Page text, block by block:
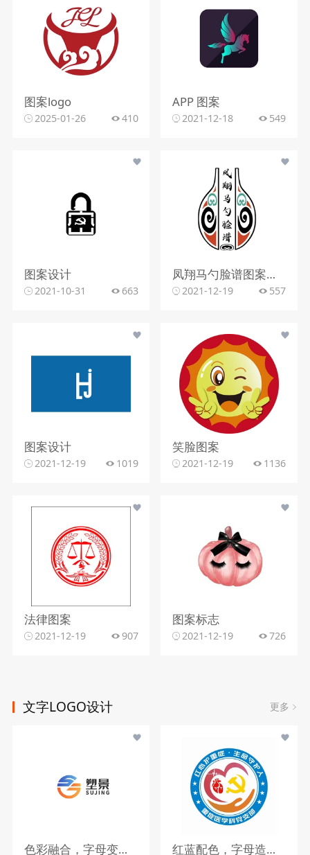
图案logo
2025-01-26 410
APP 图案
2021-12-18 549
图案设计
2021-10-31 663
凤翔马勺脸谱图案定稿
2021-12-19 557
图案设计
2021-12-19 1019
笑脸图案
2021-12-19 1136
法律图案
2021-12-19 907
图案标志
2021-12-19 726
文字LOGO设计 更多
色彩融合，字母变形，文字搭配 红蓝配色，字母造型，文字组合